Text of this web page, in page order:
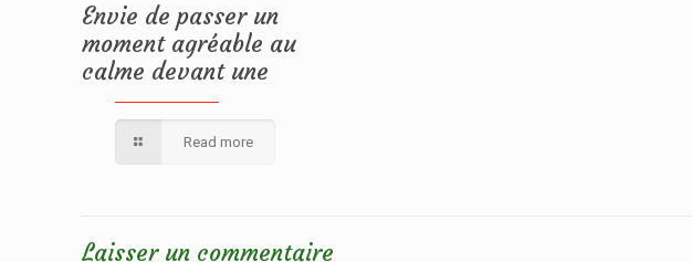
Envie de passer un
moment agréable au
calme devant une
Read more
Laisser un commentaire